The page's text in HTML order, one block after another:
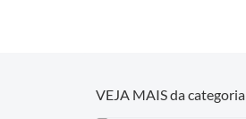
VEJA MAIS da categoria